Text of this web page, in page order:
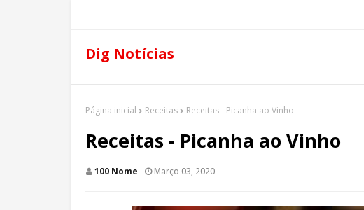
Dig Notícias
Página inicial Receitas Receitas - Picanha ao Vinho
Receitas - Picanha ao Vinho
100 Nome Março 03, 2020